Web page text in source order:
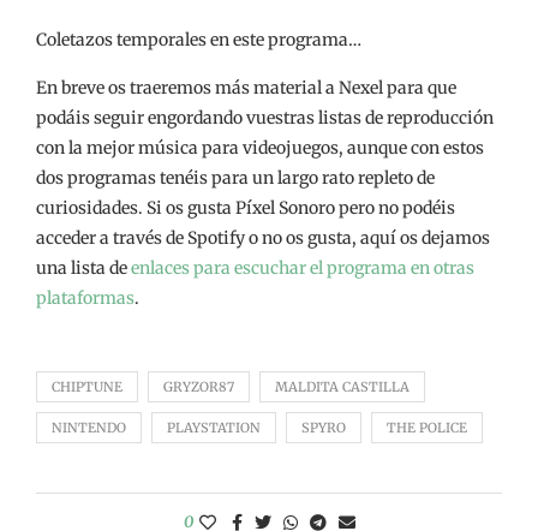
Coletazos temporales en este programa…
En breve os traeremos más material a Nexel para que
podáis seguir engordando vuestras listas de reproducción
con la mejor música para videojuegos, aunque con estos
dos programas tenéis para un largo rato repleto de
curiosidades. Si os gusta Píxel Sonoro pero no podéis
acceder a través de Spotify o no os gusta, aquí os dejamos
una lista deenlaces para escuchar el programa en otras
plataformas.
CHIPTUNE GRYZOR87 MALDITA CASTILLA
NINTENDO PLAYSTATION SPYRO THE POLICE
0